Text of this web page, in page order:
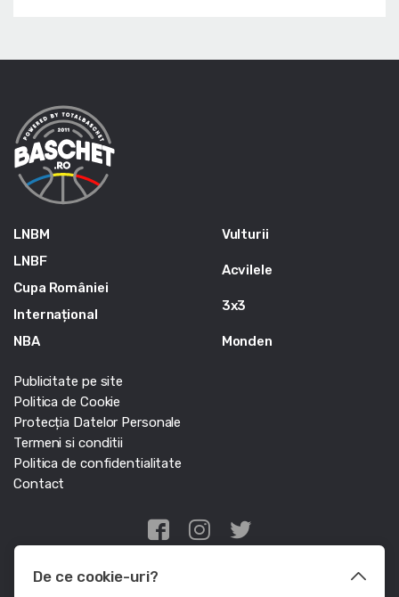
LNBM
LNBF
Cupa României
Internațional
NBA
Vulturii
Acvilele
3x3
Monden
Publicitate pe site
Politica de Cookie
Protecția Datelor Personale
Termeni si conditii
Politica de confidentialitate
Contact
Edris Digital Agency
De ce cookie-uri?